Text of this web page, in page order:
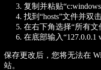
复制并粘贴
找到“hosts”文件并双
在右下角选择“所有文
在底部输入“127.0.0.1
保存更改后，您将无法在
站。